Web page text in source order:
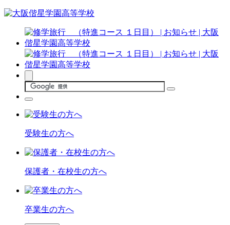
受験生の方へ
保護者・在校生の方へ
卒業生の方へ